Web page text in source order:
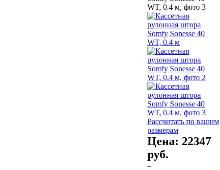
Рассчитать по вашим
размерам
Цена: 22347
руб.
–